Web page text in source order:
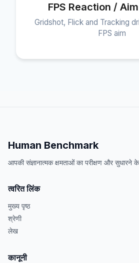
FPS Reaction /
Gridshot, Flick and Tracking
FPS aim
Human Benchmark
आपकी संज्ञानात्मक क्षमताओं का परीक्षण और सुधारने
त्वरित लिंक
मुख्य पृष्ठ
श्रेणी
लेख
कानूनी